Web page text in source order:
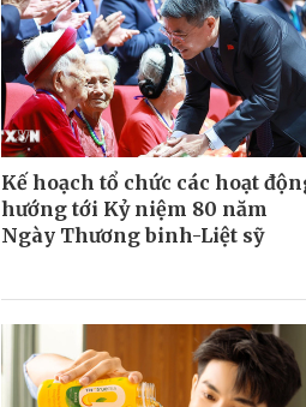
Kế hoạch tổ chức các hoạt
hướng tới Kỷ niệm 80 năm
Ngày Thương binh-Liệt sỹ